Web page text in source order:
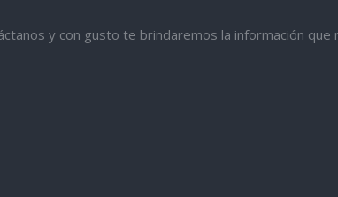
y con gusto te brindaremos la información